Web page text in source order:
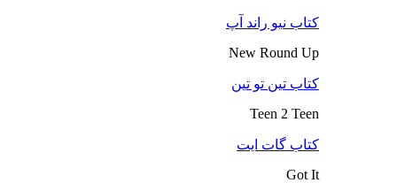
کتاب نیو راند آپ
New Round Up
کتاب تین تو تین
Teen 2 Teen
کتاب گات ایت
Got It